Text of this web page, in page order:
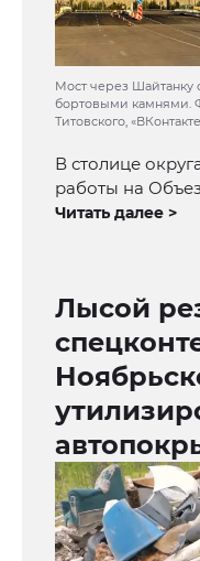
Мост через
бортовыми камнями.
Титовского,
В столице
работы на
Читать далее >
Лысой